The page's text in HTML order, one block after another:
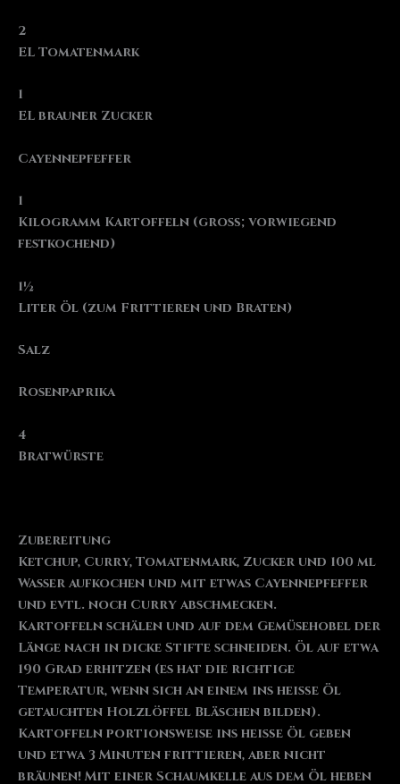
2
EL Tomatenmark
1
EL brauner Zucker
Cayennepfeffer
1
Kilogramm Kartoffeln (groß; vorwiegend
festkochend)
1½
Liter Öl (zum Frittieren und Braten)
Salz
Rosenpaprika
4
Bratwürste
Zubereitung
Ketchup, Curry, Tomatenmark, Zucker und 100 ml
Wasser aufkochen und mit etwas Cayennepfeffer
und evtl. noch Curry abschmecken.
Kartoffeln schälen und auf dem Gemüsehobel der
Länge nach in dicke Stifte schneiden. Öl auf etwa
190 Grad erhitzen (es hat die richtige
Temperatur, wenn sich an einem ins heiße Öl
getauchten Holzlöffel Bläschen bilden).
Kartoffeln portionsweise ins heiße Öl geben
und etwa 3 Minuten frittieren, aber nicht
bräunen! Mit einer Schaumkelle aus dem Öl heben